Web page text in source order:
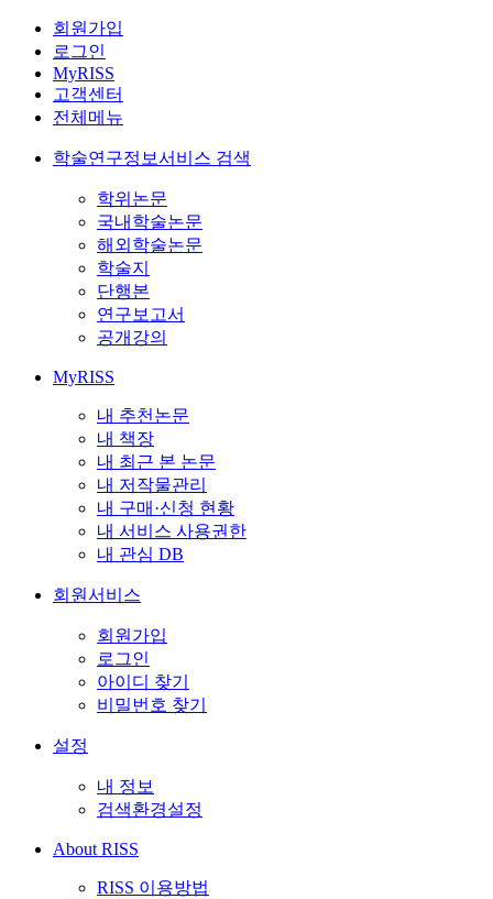
회원가입
로그인
MyRISS
고객센터
전체메뉴
학술연구정보서비스 검색
학위논문
국내학술논문
해외학술논문
학술지
단행본
연구보고서
공개강의
MyRISS
내 추천논문
내 책장
내 최근 본 논문
내 저작물관리
내 구매·신청 현황
내 서비스 사용권한
내 관심 DB
회원서비스
회원가입
로그인
아이디 찾기
비밀번호 찾기
설정
내 정보
검색환경설정
About RISS
RISS 이용방법